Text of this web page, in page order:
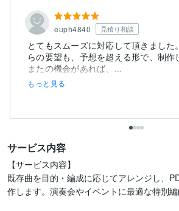
euph4840 見積り相談
とてもスムーズに対応して頂きました
らの要望も、予想を超える形で、制作
またの機会があれば、...
もっと見る
サービス内容
【サービス内容】
既存曲を目的・編成に応じてアレンジし、
作します。演奏会やイベントに最適な特別編